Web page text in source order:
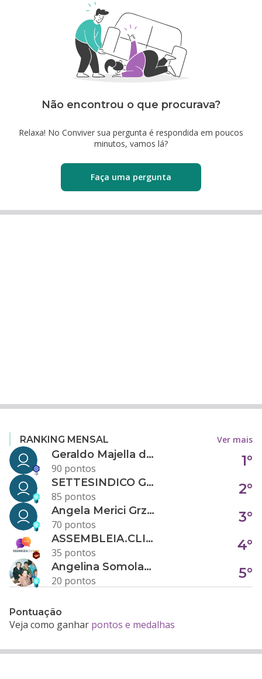
Não encontrou o que procurava?
Relaxa! No Conviver sua pergunta é respondida em poucos
minutos, vamos lá?
Faça uma pergunta
RANKING MENSAL Ver mais
Geraldo Majella da Silva
90 pontos
1°
SETTESINDICO GOVERNANÇA CONDOMINIAL
85 pontos
2°
Angela Merici Grzybowski
70 pontos
3°
ASSEMBLEIA.CLICK
35 pontos
4°
Angelina Somolanji R. Oliveira
20 pontos
5°
Pontuação
Veja como ganhar pontos e medalhas